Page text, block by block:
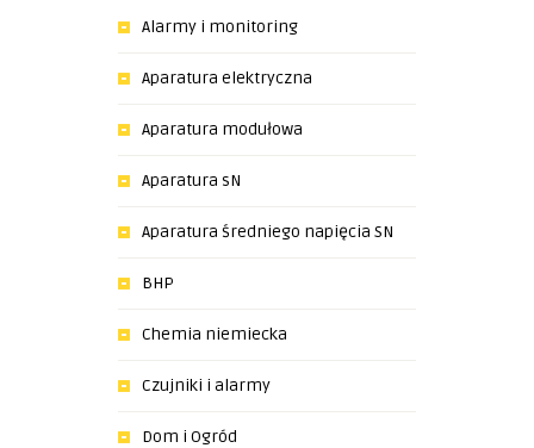
Alarmy i monitoring
Aparatura elektryczna
Aparatura modułowa
Aparatura sN
Aparatura średniego napięcia SN
BHP
Chemia niemiecka
Czujniki i alarmy
Dom i Ogród